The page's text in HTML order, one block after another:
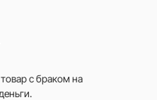
с браком на